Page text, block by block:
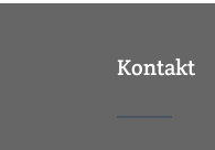
Kontakt